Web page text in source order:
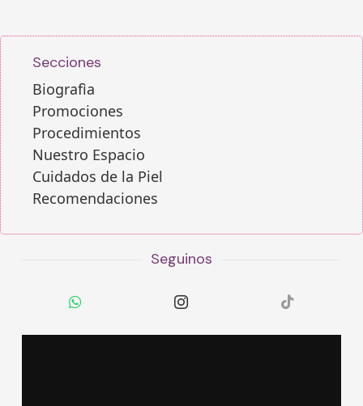
Secciones
Biografìa
Promociones
Procedimientos
Nuestro Espacio
Cuidados de la Piel
Recomendaciones
Seguinos